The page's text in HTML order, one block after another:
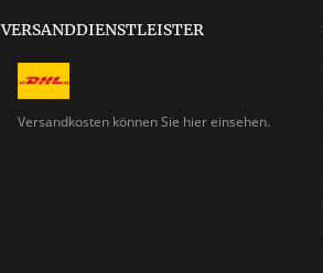
VERSANDDIENSTLEISTER
Versandkosten können Sie hier einsehen.